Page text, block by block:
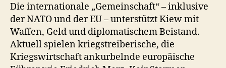
Die internationale „Gemeinschaft“ – inklusive
der NATO und der EU – unterstützt Kiew mit
Waffen, Geld und diplomatischem Beistand.
Aktuell spielen kriegstreiberische, die
Kriegswirtschaft ankurbelnde europäische